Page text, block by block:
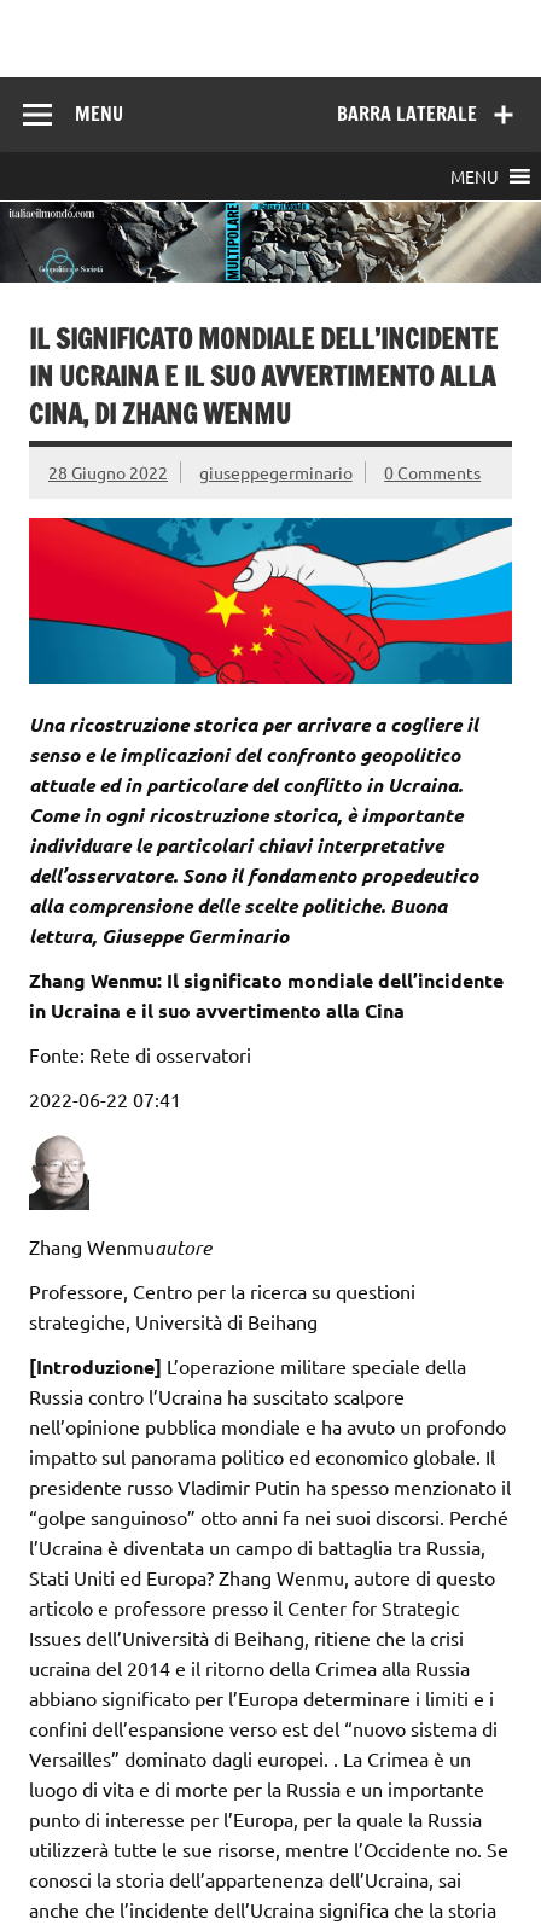
BARRA LATERALE
MENU
MENU
IL SIGNIFICATO MONDIALE DELL’INCIDENTE
IN UCRAINA E IL SUO AVVERTIMENTO ALLA
CINA, DI ZHANG WENMU
28 Giugno 2022 giuseppegerminario 0 Comments
Una ricostruzione storica per arrivare a cogliere il
senso e le implicazioni del confronto geopolitico
attuale ed in particolare del conflitto in Ucraina.
Come in ogni ricostruzione storica, è importante
individuare le particolari chiavi interpretative
dell’osservatore. Sono il fondamento propedeutico
alla comprensione delle scelte politiche. Buona
lettura, Giuseppe Germinario
Zhang Wenmu: Il significato mondiale dell’incidente
in Ucraina e il suo avvertimento alla Cina
Fonte: Rete di osservatori
2022-06-22 07:41
Zhang Wenmuautore
Professore, Centro per la ricerca su questioni
strategiche, Università di Beihang
[Introduzione] L’operazione militare speciale della
Russia contro l’Ucraina ha suscitato scalpore
nell’opinione pubblica mondiale e ha avuto un profondo
impatto sul panorama politico ed economico globale. Il
presidente russo Vladimir Putin ha spesso menzionato il
“golpe sanguinoso” otto anni fa nei suoi discorsi. Perché
l’Ucraina è diventata un campo di battaglia tra Russia,
Stati Uniti ed Europa? Zhang Wenmu, autore di questo
articolo e professore presso il Center for Strategic
Issues dell’Università di Beihang, ritiene che la crisi
ucraina del 2014 e il ritorno della Crimea alla Russia
abbiano significato per l’Europa determinare i limiti e i
confini dell’espansione verso est del “nuovo sistema di
Versailles” dominato dagli europei. . La Crimea è un
luogo di vita e di morte per la Russia e un importante
punto di interesse per l’Europa, per la quale la Russia
utilizzerà tutte le sue risorse, mentre l’Occidente no. Se
conosci la storia dell’appartenenza dell’Ucraina, sai
anche che l’incidente dell’Ucraina significa che la storia